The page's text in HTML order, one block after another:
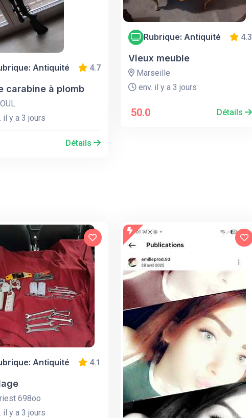
Antiquité 4.7
carabine à plomb
il y a 3 jours
Détails
Rubrique: Antiquité 4.3
Vieux meuble
Marseille
env. il y a 3 jours
50.0 Détails
Antiquité 4.1
698oo
il y a 3 jours